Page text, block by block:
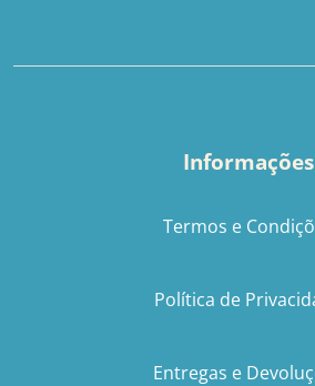
Informações
Termos e
Política de
Entregas e